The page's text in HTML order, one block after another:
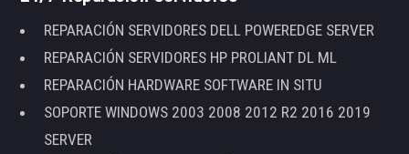
REPARACIÓN SERVIDORES DELL POWEREDGE SERVER
REPARACIÓN SERVIDORES HP PROLIANT DL ML
REPARACIÓN HARDWARE SOFTWARE IN SITU
SOPORTE WINDOWS 2003 2008 2012 R2 2016 2019
SERVER